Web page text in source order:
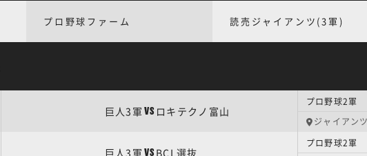
プロ野球ファーム 読売ジャイアンツ(3軍)
巨人3軍VS ロキテクノ富山
プロ野球2
ジャイアン
巨人3軍VS BCL選抜
プロ野球2